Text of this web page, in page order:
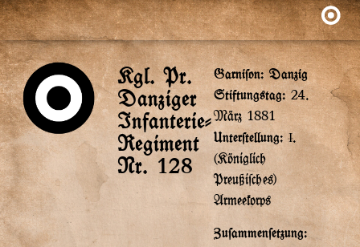
Kgl. Pr.
Danziger
Infanterie-
Regiment
Nr. 128
Garnison: Danzig
Stiftung$tag:24.
März 1881
Unterstellung: I.
(Königlich
Preußische$)
Armeekorp$
Zusammensetzung: